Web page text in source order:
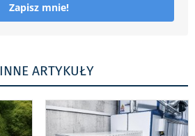
Zapisz mnie!
ARTYKUŁY